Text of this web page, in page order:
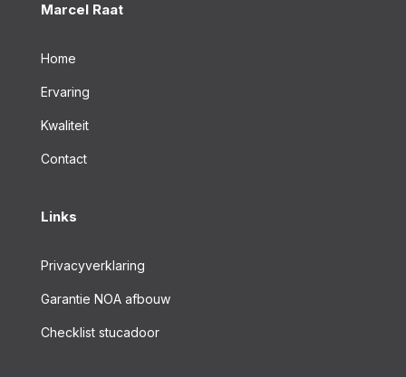
Marcel Raat
Home
Ervaring
Kwaliteit
Contact
Links
Privacyverklaring
Garantie NOA afbouw
Checklist stucadoor